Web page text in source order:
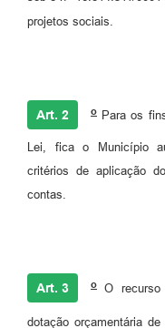
projetos sociais.
Art. 2 o Para os
Lei, fica o Município
critérios de aplicação
contas.
Art. 3 o O
dotação orçamentária